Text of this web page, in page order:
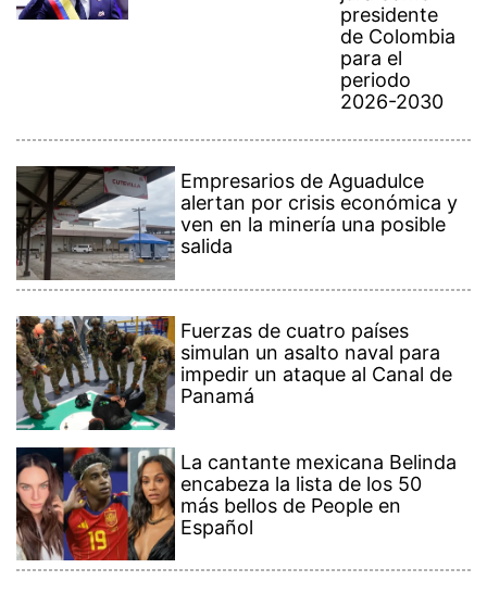
presidente
de Colombia
para el
periodo
2026-2030
Empresarios de Aguadulce
alertan por crisis económica y
ven en la minería una posible
salida
Fuerzas de cuatro países
simulan un asalto naval para
impedir un ataque al Canal de
Panamá
La cantante mexicana Belinda
encabeza la lista de los 50
más bellos de People en
Español